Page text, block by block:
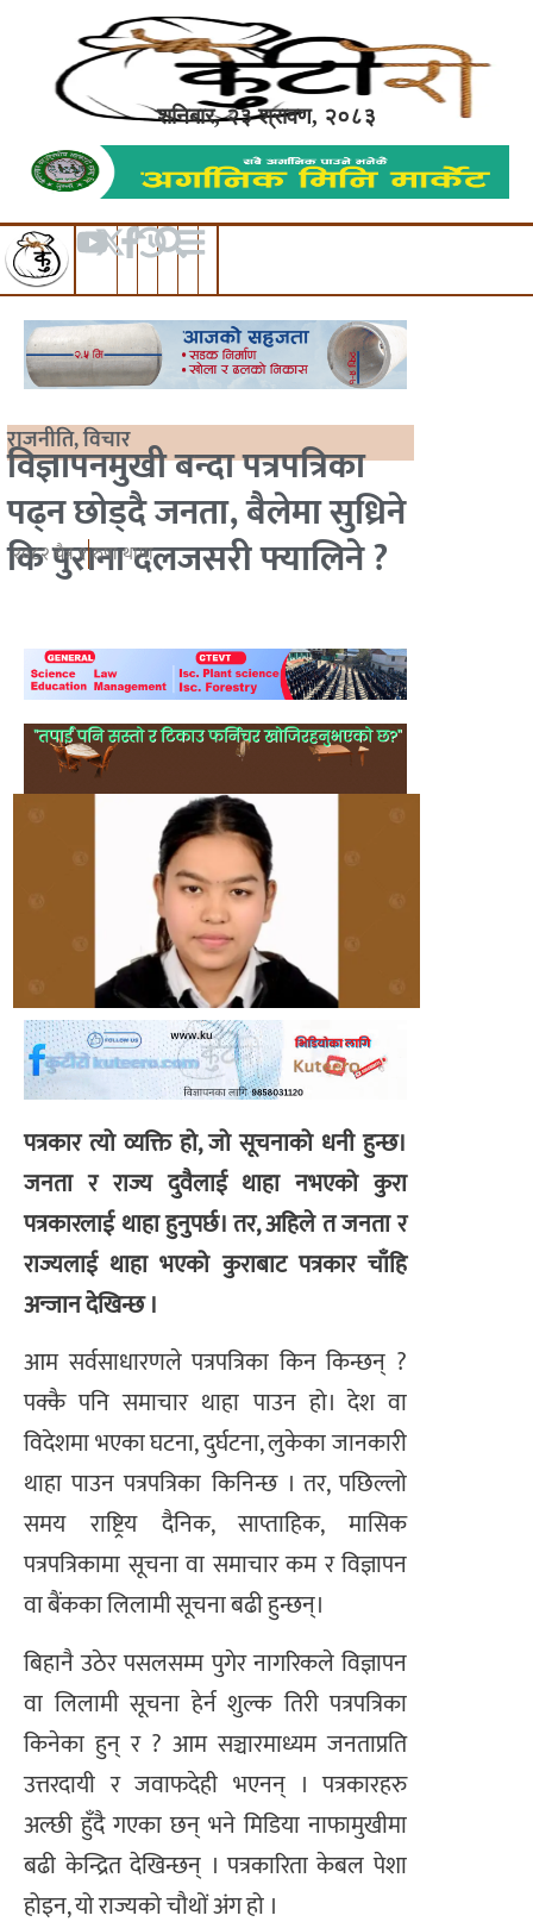
शनिबार, २३ श्रावण, २०८३
राजनीति,विचार
विज्ञापनमुखी बन्दा पत्रपत्रिका
पढ्न छोड्दै जनता, बैलेमा सुध्रिने
कि पुराना दलजसरी फ्यालिने ?
२०८२ चैत्र १रुषा थापा
पत्रकार त्यो व्यक्ति हो, जो सूचनाको धनी हुन्छ।
जनता र राज्य दुवैलाई थाहा नभएको कुरा
पत्रकारलाई थाहा हुनुपर्छ। तर, अहिले त जनता र
राज्यलाई थाहा भएको कुराबाट पत्रकार चाँहि
अन्जान देखिन्छ ।
आम सर्वसाधारणले पत्रपत्रिका किन किन्छन् ?
पक्कै पनि समाचार थाहा पाउन हो। देश वा
विदेशमा भएका घटना, दुर्घटना, लुकेका जानकारी
थाहा पाउन पत्रपत्रिका किनिन्छ । तर, पछिल्लो
समय राष्ट्रिय दैनिक, साप्ताहिक, मासिक
पत्रपत्रिकामा सूचना वा समाचार कम र विज्ञापन
वा बैंकका लिलामी सूचना बढी हुन्छन्।
बिहानै उठेर पसलसम्म पुगेर नागरिकले विज्ञापन
वा लिलामी सूचना हेर्न शुल्क तिरी पत्रपत्रिका
किनेका हुन् र ? आम सञ्चारमाध्यम जनताप्रति
उत्तरदायी र जवाफदेही भएनन् । पत्रकारहरु
अल्छी हुँदै गएका छन् भने मिडिया नाफामुखीमा
बढी केन्द्रित देखिन्छन् । पत्रकारिता केबल पेशा
होइन, यो राज्यको चौथों अंग हो ।